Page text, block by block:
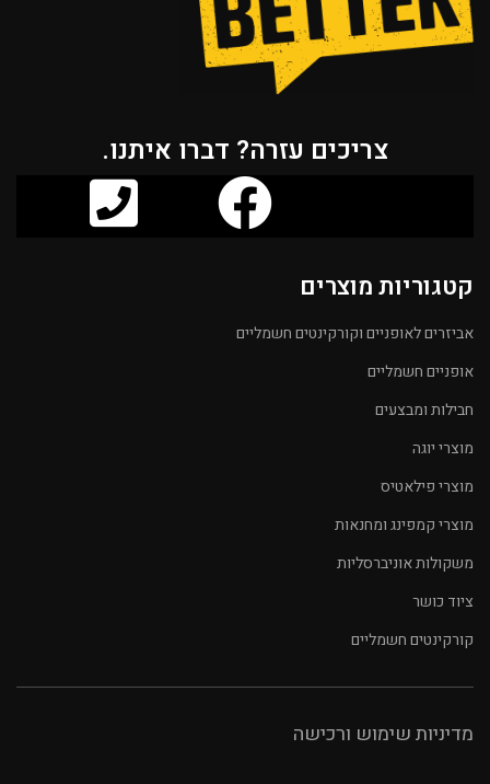
צריכים עזרה? דברו איתנו.
קטגוריות מוצרים
אביזרים לאופניים וקורקינטים חשמליים
אופניים חשמליים
חבילות ומבצעים
מוצרי יוגה
מוצרי פילאטיס
מוצרי קמפינג ומחנאות
משקולות אוניברסליות
ציוד כושר
קורקינטים חשמליים
מדיניות שימוש ורכישה